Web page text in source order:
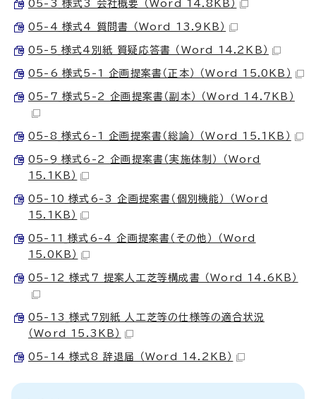
05-3_様式3 会社概要 （Word 14.8KB）
05-4_様式4 質問書 （Word 13.9KB）
05-5_様式4別紙 質疑応答書 （Word 14.2KB）
05-6_様式5-1 企画提案書（正本） （Word 15.0KB）
05-7_様式5-2 企画提案書（副本） （Word 14.7KB）
05-8_様式6-1 企画提案書（総論） （Word 15.1KB）
05-9_様式6-2 企画提案書（実施体制） （Word
15.1KB）
05-10_様式6-3 企画提案書（個別機能） （Word
15.1KB）
05-11_様式6-4 企画提案書（その他） （Word
15.0KB）
05-12_様式7 提案人工芝等構成書 （Word 14.6KB）
05-13_様式7別紙 人工芝等の仕様等の適合状況
（Word 15.3KB）
05-14_様式8 辞退届 （Word 14.2KB）